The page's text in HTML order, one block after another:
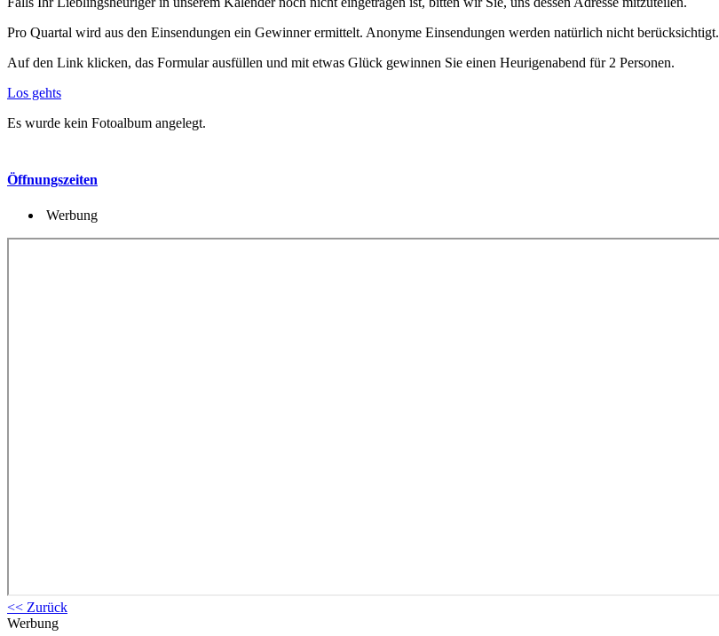
Pro Quartal wird aus den Einsendungen ein Gewinner ermittelt. Anonyme Einsendungen werden natürlich nicht berücksichtigt.
Auf den Link klicken, das Formular ausfüllen und mit etwas Glück gewinnen Sie einen Heurigenabend für 2 Personen.
Los gehts
Es wurde kein Fotoalbum angelegt.
Öffnungszeiten
Werbung
<< Zurück
Werbung